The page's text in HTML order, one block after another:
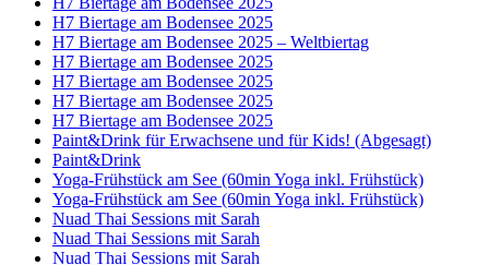
H7 Biertage am Bodensee 2025
H7 Biertage am Bodensee 2025 – Weltbiertag
H7 Biertage am Bodensee 2025
H7 Biertage am Bodensee 2025
H7 Biertage am Bodensee 2025
H7 Biertage am Bodensee 2025
Paint&Drink für Erwachsene und für Kids! (Abgesagt)
Paint&Drink
Yoga-Frühstück am See (60min Yoga inkl. Frühstück)
Yoga-Frühstück am See (60min Yoga inkl. Frühstück)
Nuad Thai Sessions mit Sarah
Nuad Thai Sessions mit Sarah
Nuad Thai Sessions mit Sarah